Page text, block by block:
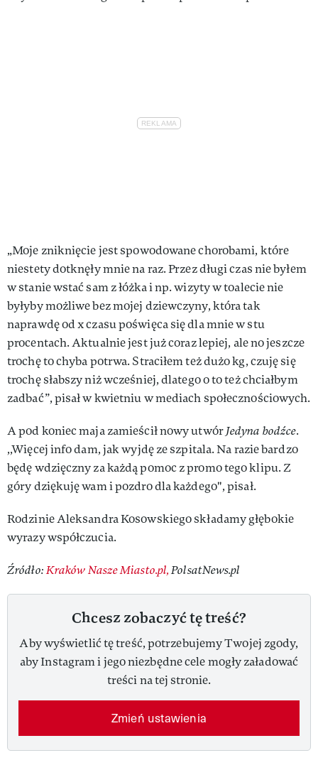
„Moje zniknięcie jest spowodowane chorobami, które
niestety dotknęły mnie na raz. Przez długi czas nie byłem
w stanie wstać sam z łóżka i np. wizyty w toalecie nie
byłyby możliwe bez mojej dziewczyny, która tak
naprawdę od x czasu poświęca się dla mnie w stu
procentach. Aktualnie jest już coraz lepiej, ale no jeszcze
trochę to chyba potrwa. Straciłem też dużo kg, czuję się
trochę słabszy niż wcześniej, dlatego o to też chciałbym
zadbać”, pisał w kwietniu w mediach społecznościowych.
A pod koniec maja zamieścił nowy utwórJedyna bodźce.
,,Więcej info dam, jak wyjdę ze szpitala. Na razie bardzo
będę wdzięczny za każdą pomoc z promo tego klipu. Z
góry dziękuję wam i pozdro dla każdego", pisał.
Rodzinie Aleksandra Kosowskiego składamy głębokie
wyrazy współczucia.
Źródło:Kraków Nasze Miasto.pl,PolsatNews.pl
Chcesz zobaczyć tę treść?
Aby wyświetlić tę treść, potrzebujemy Twojej zgody,
aby Instagram i jego niezbędne cele mogły załadować
treści na tej stronie.
Zmień ustawienia